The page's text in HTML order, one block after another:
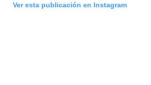
Ver esta publicación en Instagram